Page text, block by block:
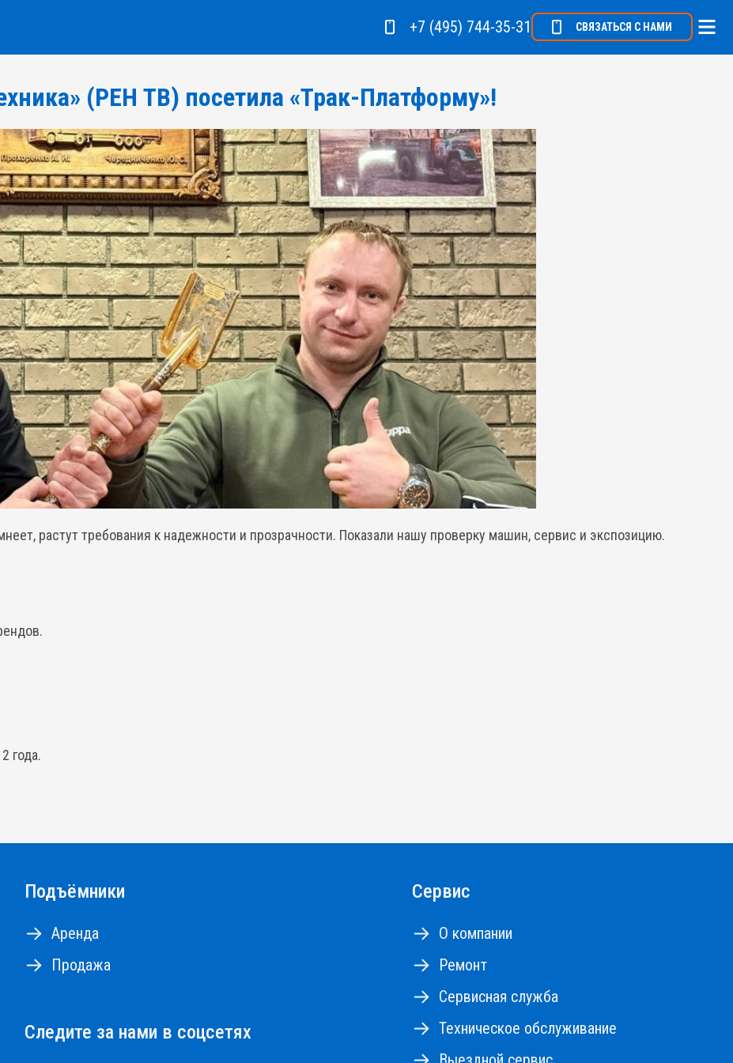
+7 (495) 744-35-31 СВЯЗАТЬСЯ С НАМИ
(РЕН ТВ) посетила «Трак-Платформу»!
растут требования к надежности и прозрачности. Показали нашу проверку машин, сервис и экспозицию.
года.
Подъёмники
Аренда
Продажа
Сервис
О компании
Ремонт
Сервисная служба
Техническое обслуживание
Следите за нами в соцсетях